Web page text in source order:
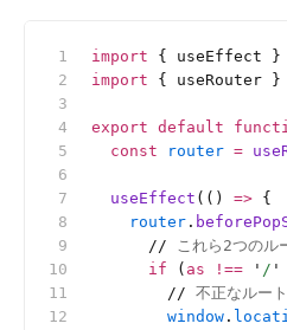
import { useEffect }
import { useRouter }
export default
  const
router =
  useEffect
(() => {
    router
.
      //
これら2つのル
      if
( as !== ' / '
        //
不正なルー
        window
.